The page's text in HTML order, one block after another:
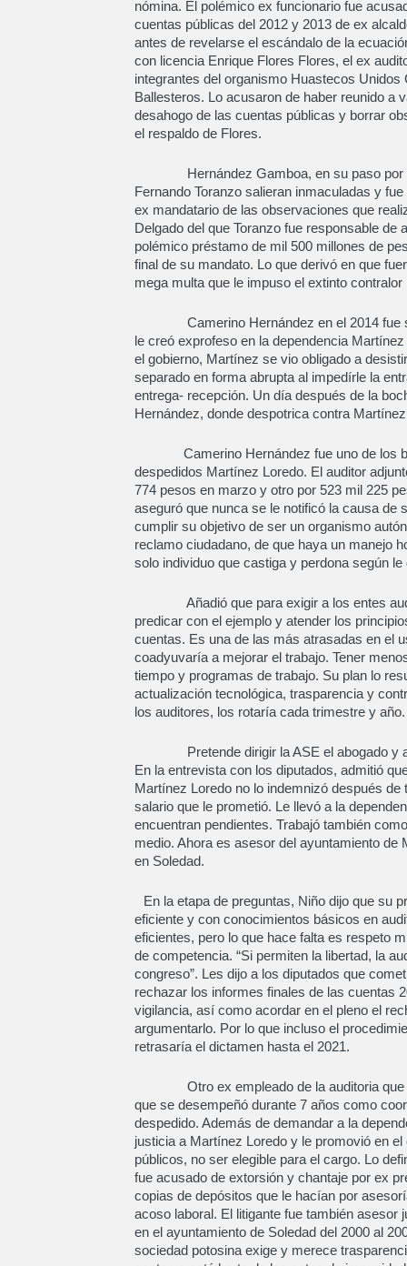
nómina. El polémico ex funcionario fue
cuentas públicas del 2012 y 2013 de ex
antes de revelarse el escándalo de la
con licencia Enrique Flores Flores, el ex
integrantes del organismo Huastecos
Ballesteros. Lo acusaron de haber reunido a
desahogo de las cuentas públicas y borrar
el respaldo de Flores.
Hernández Gamboa, en su paso por la
Fernando Toranzo salieran inmaculadas y
ex mandatario de las observaciones que
Delgado del que Toranzo fue responsable
polémico préstamo de mil 500 millones de
final de su mandato. Lo que derivó en que
mega multa que le impuso el extinto
Camerino Hernández en el 2014 fue
le creó exprofeso en la dependencia
el gobierno, Martínez se vio obligado a
separado en forma abrupta al impedírle la
entrega- recepción. Un día después de la
Hernández, donde despotrica contra
Camerino Hernández fue uno de los
despedidos Martínez Loredo. El auditor
774 pesos en marzo y otro por 523 mil 225
aseguró que nunca se le notificó la causa de
cumplir su objetivo de ser un organismo
reclamo ciudadano, de que haya un manejo
solo individuo que castiga y perdona según
Añadió que para exigir a los entes
predicar con el ejemplo y atender los
cuentas. Es una de las más atrasadas en el
coadyuvaría a mejorar el trabajo. Tener
tiempo y programas de trabajo. Su plan lo
actualización tecnológica, trasparencia y
los auditores, los rotaría cada trimestre y año.
Pretende dirigir la ASE el abogado y
En la entrevista con los diputados, admitió
Martínez Loredo no lo indemnizó después
salario que le prometió. Le llevó a la
encuentran pendientes. Trabajó también
medio. Ahora es asesor del ayuntamiento
en Soledad.
En la etapa de preguntas, Niño dijo que su
eficiente y con conocimientos básicos en
eficientes, pero lo que hace falta es respeto
de competencia. “Si permiten la libertad, la
congreso”. Les dijo a los diputados que
rechazar los informes finales de las cuentas
vigilancia, así como acordar en el pleno el
argumentarlo. Por lo que incluso el
retrasaría el dictamen hasta el 2021.
Otro ex empleado de la auditoria que
que se desempeñó durante 7 años como
despedido. Además de demandar a la
justicia a Martínez Loredo y le promovió en
públicos, no ser elegible para el cargo. Lo
fue acusado de extorsión y chantaje por ex
copias de depósitos que le hacían por
acoso laboral. El litigante fue también
en el ayuntamiento de Soledad del 2000 al
sociedad potosina exige y merece